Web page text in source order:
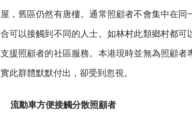
屋，舊區仍然有唐樓。通常照顧者不會集中在同
合可以接觸到不同的人士。如林村此類鄉村都可
支援照顧者的社區服務。本港現時並無為照顧者
實此群體默默付出，卻受到忽視。
流動車方便接觸分散照顧者